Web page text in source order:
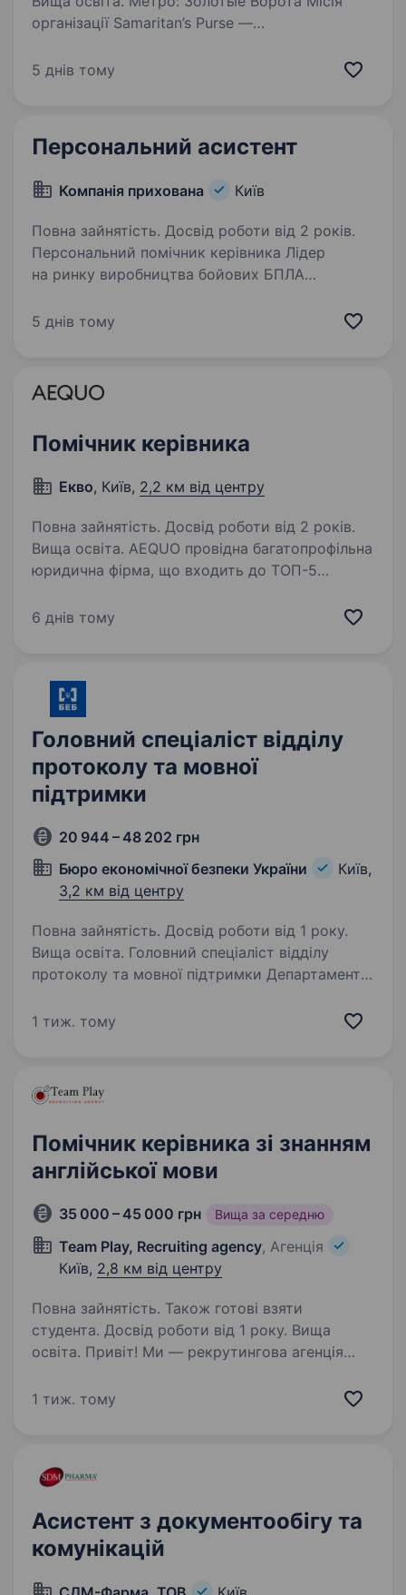
організації Samaritan’s Purse —
організація, яка надає духовну та матеріальну
5 днів тому
Персональний асистент
Компанія прихована Київ
Повна зайнятість. Досвід роботи від 2 років.
Персональний помічник керівника Лідер
на ринку виробництва бойових БПЛА
керівника У Ваших руках буде все: Організація
5 днів тому
Помічник керівника
Екво, Київ, 2,2 км від центру
Повна зайнятість. Досвід роботи від 2 років.
Вища освіта. AEQUO провідна багатопрофільна
юридична фірма, що входить до ТОП-5
фірм України. Команда об'єднує талановитих
6 днів тому
Головний спеціаліст відділу
протоколу та мовної
підтримки
20 944 – 48 202 грн
Бюро економічної безпеки України
Київ,
3,2 км від центру
Повна зайнятість. Досвід роботи від 1 року.
Вища освіта. Головний спеціаліст відділу
протоколу та мовної підтримки Департаменту
взаємодії, стратегічного партнерства
1 тиж. тому
Помічник керівника зі знанням
англійської мови
35 000 – 45 000 грн Вища за середню
Team Play, Recruiting agency, Агенція
Київ, 2,8 км від центру
Повна зайнятість. Також готові взяти
студента. Досвід роботи від 1 року. Вища
освіта. Привіт! Ми — рекрутингова агенція
нашого партнера — власника бізнесу у сфері
1 тиж. тому
Асистент з документообігу та
комунікацій